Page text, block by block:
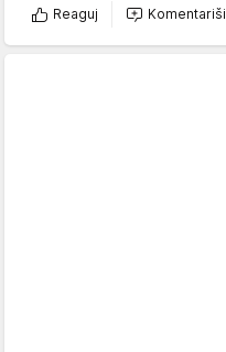
Reaguj Komentariši